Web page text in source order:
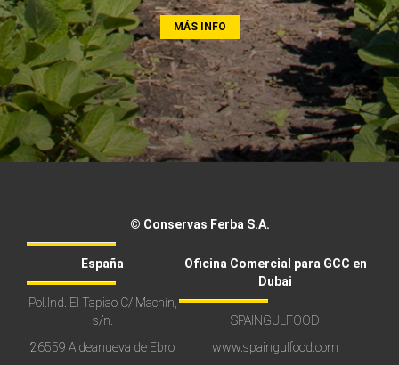
MÁS INFO
© Conservas Ferba S.A.
España
Pol.Ind. El Tapiao C/ Machín,
s/n.
26559 Aldeanueva de Ebro
Oficina Comercial para GCC en
Dubai
SPAINGULFOOD
www.spaingulfood.com